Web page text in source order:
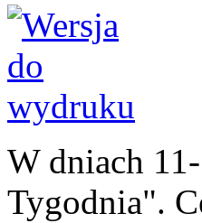
W dniach
Tygodnia".